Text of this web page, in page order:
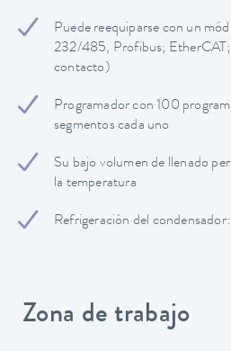
Puede reequiparse con un
232/485, Profibus; EtherCAT;
contacto)
Programador con 100
segmentos cada uno
Su bajo volumen de llenado
la temperatura
Refrigeración del
Zona de trabajo